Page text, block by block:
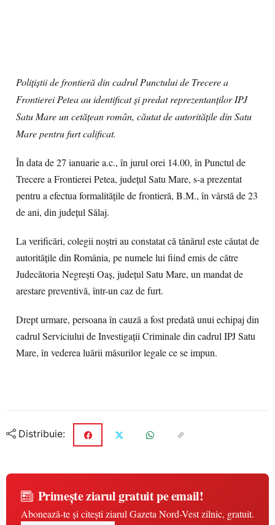
Polițiștii de frontieră din cadrul Punctului de Trecere a
Frontierei Petea au identificat și predat reprezentanților IPJ
Satu Mare un cetățean român, căutat de autoritățile din Satu
Mare pentru furt calificat.
În data de 27 ianuarie a.c., în jurul orei 14.00, în Punctul de
Trecere a Frontierei Petea, județul Satu Mare, s-a prezentat
pentru a efectua formalităţile de frontieră, B.M., în vârstă de 23
de ani, din județul Sălaj.
La verificări, colegii noștri au constatat că tânărul este căutat de
autoritățile din România, pe numele lui fiind emis de către
Judecătoria Negrești Oaș, județul Satu Mare, un mandat de
arestare preventivă, într-un caz de furt.
Drept urmare, persoana în cauză a fost predată unui echipaj din
cadrul Serviciului de Investigații Criminale din cadrul IPJ Satu
Mare, în vederea luării măsurilor legale ce se impun.
Distribuie:
Primește ziarul gratuit pe email!
Abonează-te și citești ziarul Gazeta Nord-Vest zilnic, gratuit.